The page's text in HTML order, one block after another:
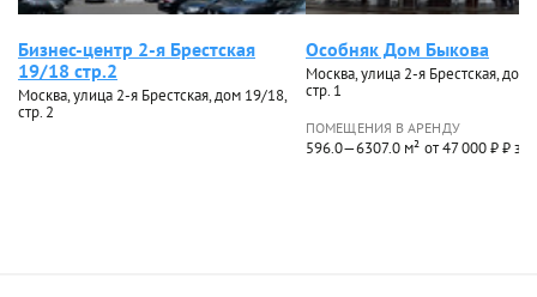
Бизнес-центр 2-я Брестская
19/18 стр.2
Москва, улица 2-я Брестская, дом 19/18,
стр. 2
Особняк Дом Быкова
Москва, улица 2-я Брестская, дом
стр. 1
ПОМЕЩЕНИЯ В АРЕНДУ
596.0—6307.0 м² от 47 000 ₽ ₽ за